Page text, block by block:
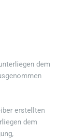
dem
erstellten
dem